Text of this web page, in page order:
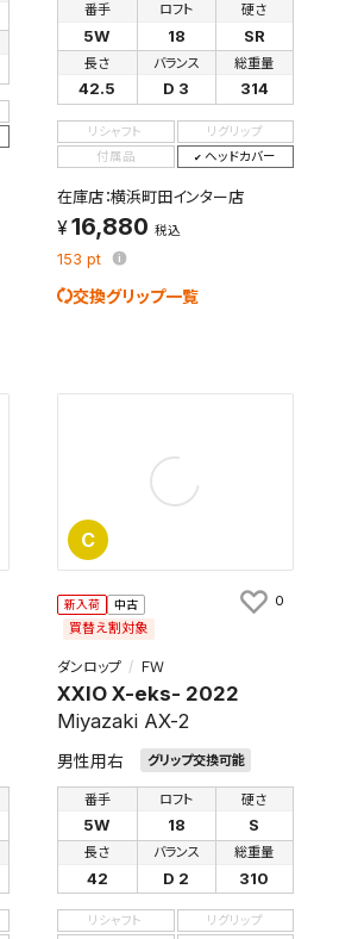
番手
5W
ロフト
18
硬さ
SR
長さ
42.5
バランス
D 3
総重量
314
リシャフト
リグリップ
付属品
ヘッドカバー
在庫店：横浜町田インター店
16,880 税込
153pt
交換グリップ一覧
C
新入荷 中古
買替え割対象
ダンロップ ＦＷ
XXIO X-eks- 2022
Miyazaki AX-2
男性用右 グリップ交換可能
番手
5W
ロフト
18
硬さ
S
長さ
42
バランス
D 2
総重量
310
リシャフト
リグリップ
0